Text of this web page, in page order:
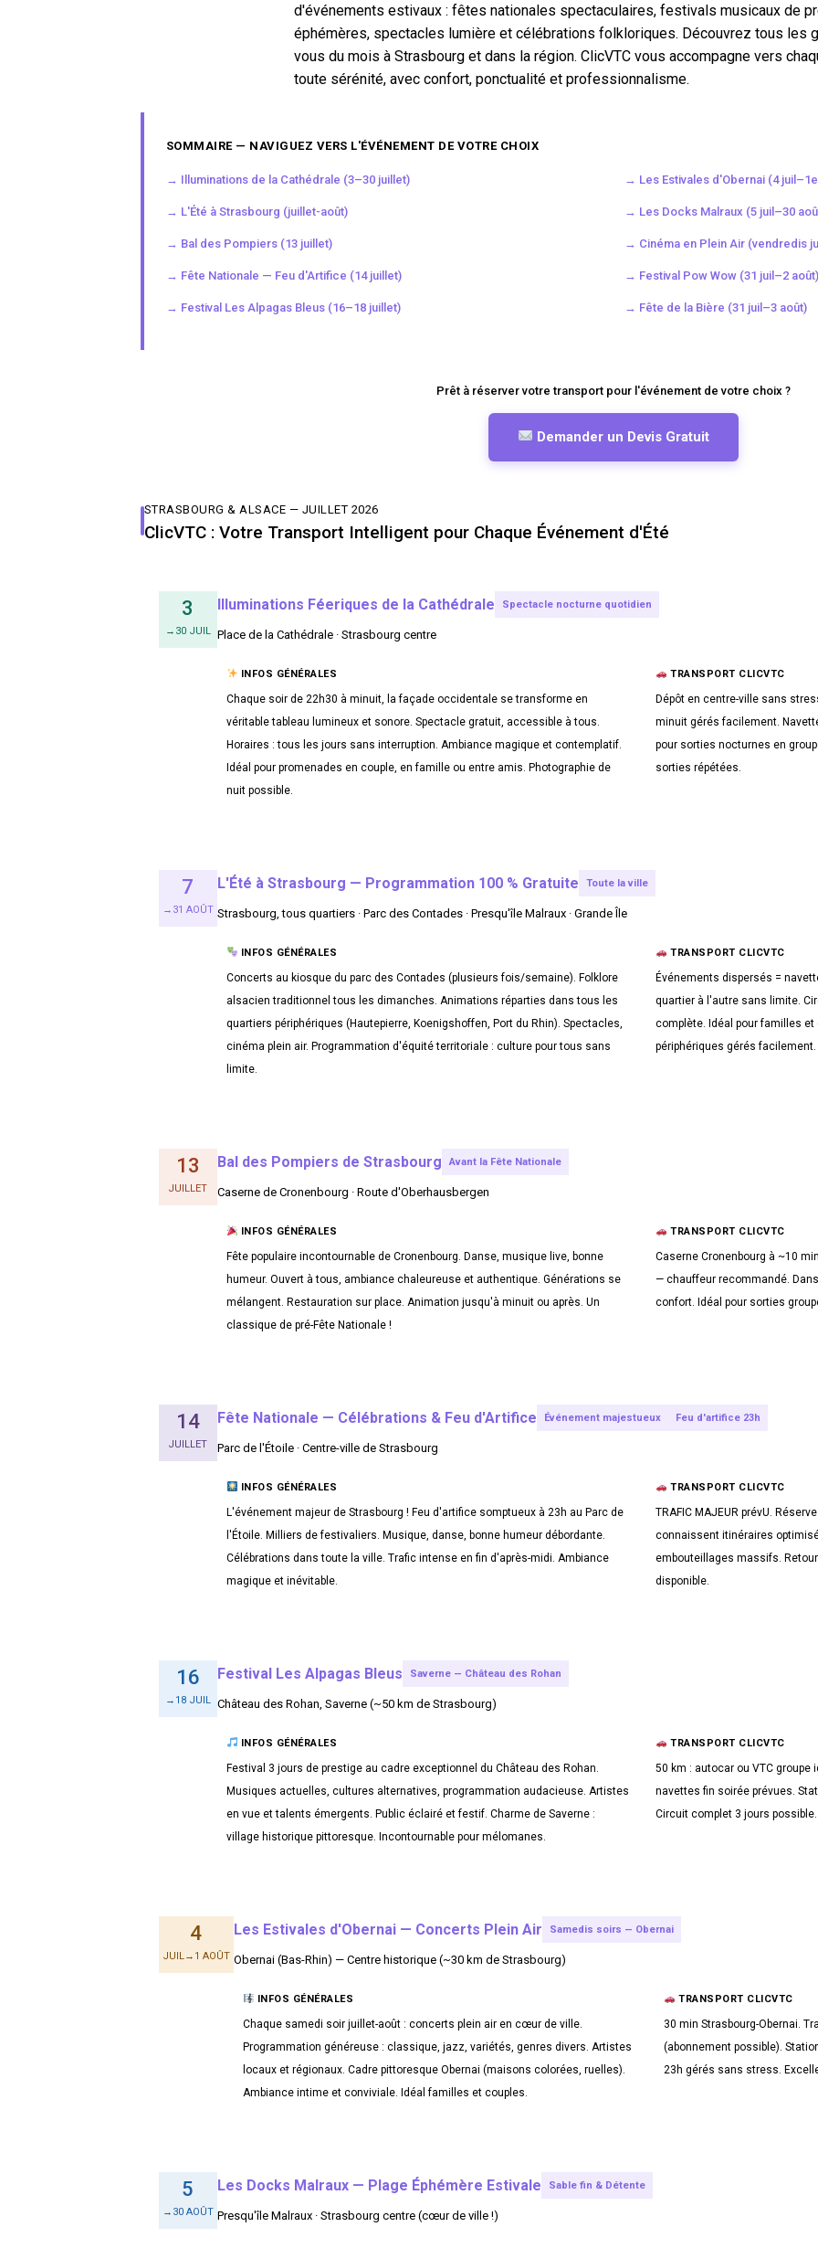
d'événements estivaux : fêtes nationales spectaculaires, festivals musicaux de
éphémères, spectacles lumière et célébrations folkloriques. Découvrez tous les
vous du mois à Strasbourg et dans la région. ClicVTC vous accompagne vers
toute sérénité, avec confort, ponctualité et professionnalisme.
SOMMAIRE — NAVIGUEZ VERS L'ÉVÉNEMENT DE VOTRE CHOIX
→ Illuminations de la Cathédrale (3–30 juillet)
→ L'Été à Strasbourg (juillet-août)
→ Bal des Pompiers (13 juillet)
→ Fête Nationale — Feu d'Artifice (14 juillet)
→ Festival Les Alpagas Bleus (16–18 juillet)
→ Les Estivales d'Obernai (4
→ Les Docks Malraux (5 juil–30
→ Cinéma en Plein Air (vendredis
→ Festival Pow Wow (31 juil–2 août)
→ Fête de la Bière (31 juil–3 août)
Prêt à réserver votre transport pour l'événement de votre choix ?
Demander un Devis Gratuit
STRASBOURG & ALSACE — JUILLET 2026
ClicVTC : Votre Transport Intelligent pour Chaque Événement d'Été
3
→30 JUIL
Illuminations Féeriques de la Cathédrale Spectacle nocturne quotidien
Place de la Cathédrale · Strasbourg centre
INFOS GÉNÉRALES
Chaque soir de 22h30 à minuit, la façade occidentale se transforme en
véritable tableau lumineux et sonore. Spectacle gratuit, accessible à tous.
Horaires : tous les jours sans interruption. Ambiance magique et contemplatif.
Idéal pour promenades en couple, en famille ou entre amis. Photographie de
nuit possible.
TRANSPORT CLICVTC
Dépôt en centre-ville sans
minuit gérés facilement.
pour sorties nocturnes en
sorties répétées.
7
→31 AOÛT
L'Été à Strasbourg — Programmation 100 % Gratuite Toute la ville
Strasbourg, tous quartiers · Parc des Contades · Presqu'île Malraux · Grande Île
INFOS GÉNÉRALES
Concerts au kiosque du parc des Contades (plusieurs fois/semaine). Folklore
alsacien traditionnel tous les dimanches. Animations réparties dans tous les
quartiers périphériques (Hautepierre, Koenigshoffen, Port du Rhin). Spectacles,
cinéma plein air. Programmation d'équité territoriale : culture pour tous sans
limite.
TRANSPORT CLICVTC
Événements dispersés =
quartier à l'autre sans limite.
complète. Idéal pour familles
périphériques gérés facilement.
13
JUILLET
Bal des Pompiers de Strasbourg Avant la Fête Nationale
Caserne de Cronenbourg · Route d'Oberhausbergen
INFOS GÉNÉRALES
Fête populaire incontournable de Cronenbourg. Danse, musique live, bonne
humeur. Ouvert à tous, ambiance chaleureuse et authentique. Générations se
mélangent. Restauration sur place. Animation jusqu'à minuit ou après. Un
classique de pré-Fête Nationale !
TRANSPORT CLICVTC
Caserne Cronenbourg à ~10
— chauffeur recommandé.
confort. Idéal pour sorties
14
JUILLET
Fête Nationale — Célébrations & Feu d'Artifice Événement majestueux Feu d'artifice 23h
Parc de l'Étoile · Centre-ville de Strasbourg
INFOS GÉNÉRALES
L'événement majeur de Strasbourg ! Feu d'artifice somptueux à 23h au Parc de
l'Étoile. Milliers de festivaliers. Musique, danse, bonne humeur débordante.
Célébrations dans toute la ville. Trafic intense en fin d'après-midi. Ambiance
magique et inévitable.
TRANSPORT CLICVTC
TRAFIC MAJEUR prévU.
connaissent itinéraires
embouteillages massifs.
disponible.
16
→18 JUIL
Festival Les Alpagas Bleus Saverne — Château des Rohan
Château des Rohan, Saverne (~50 km de Strasbourg)
INFOS GÉNÉRALES
Festival 3 jours de prestige au cadre exceptionnel du Château des Rohan.
Musiques actuelles, cultures alternatives, programmation audacieuse. Artistes
en vue et talents émergents. Public éclairé et festif. Charme de Saverne :
village historique pittoresque. Incontournable pour mélomanes.
TRANSPORT CLICVTC
50 km : autocar ou VTC
navettes fin soirée prévues.
Circuit complet 3 jours
4
JUIL→1 AOÛT
Les Estivales d'Obernai — Concerts Plein Air Samedis soirs — Obernai
Obernai (Bas-Rhin) — Centre historique (~30 km de Strasbourg)
INFOS GÉNÉRALES
Chaque samedi soir juillet-août : concerts plein air en cœur de ville.
Programmation généreuse : classique, jazz, variétés, genres divers. Artistes
locaux et régionaux. Cadre pittoresque Obernai (maisons colorées, ruelles).
Ambiance intime et conviviale. Idéal familles et couples.
TRANSPORT CLICVTC
30 min Strasbourg-Obernai.
(abonnement possible).
23h gérés sans stress.
5
→30 AOÛT
Les Docks Malraux — Plage Éphémère Estivale Sable fin & Détente
Presqu'île Malraux · Strasbourg centre (cœur de ville !)